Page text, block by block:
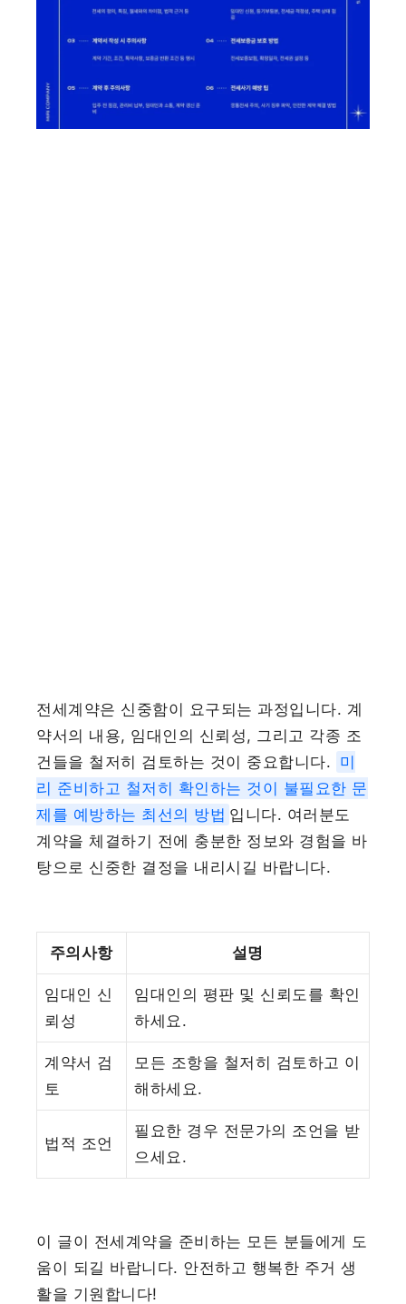
전세계약은 신중함이 요구되는 과정입니다. 계
약서의 내용, 임대인의 신뢰성, 그리고 각종 조
건들을 철저히 검토하는 것이 중요합니다. 미
리 준비하고 철저히 확인하는 것이 불필요한 문
제를 예방하는 최선의 방법 입니다. 여러분도
계약을 체결하기 전에 충분한 정보와 경험을 바
탕으로 신중한 결정을 내리시길 바랍니다.
주의사항 설명
임대인 신
뢰성
임대인의 평판 및 신뢰도를 확인
하세요.
계약서 검
토
모든 조항을 철저히 검토하고 이
해하세요.
법적 조언
필요한 경우 전문가의 조언을 받
으세요.
이 글이 전세계약을 준비하는 모든 분들에게 도
움이 되길 바랍니다. 안전하고 행복한 주거 생
활을 기원합니다!